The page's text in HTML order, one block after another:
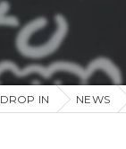
IN NEWS